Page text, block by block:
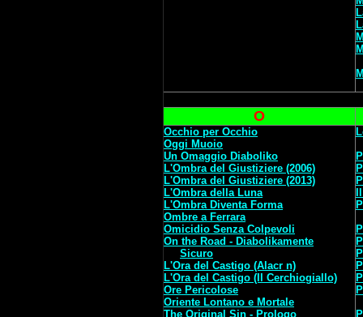
O
Occhio per Occhio
Oggi Muoio
Un Omaggio Diaboliko
L'Ombra del Giustiziere (2006)
L'Ombra del Giustiziere (2013)
L'Ombra della Luna
L'Ombra Diventa Forma
Ombre a Ferrara
Omicidio Senza Colpevoli
On the Road - Diabolikamente
Sicuro
L'Ora del Castigo (Alacr n)
L'Ora del Castigo (Il Cerchiogiallo)
Ore Pericolose
Oriente Lontano e Mortale
The Original Sin - Prologo